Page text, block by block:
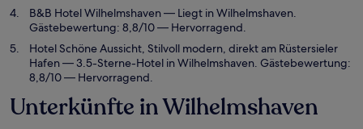
B&B Hotel Wilhelmshaven— Liegt in Wilhelmshaven.
Gästebewertung: 8,8/10 — Hervorragend.
Hotel Schöne Aussicht, Stilvoll modern, direkt am Rüstersieler
Hafen— 3.5-Sterne-Hotel in Wilhelmshaven. Gästebewertung:
8,8/10 — Hervorragend.
Unterkünfte in Wilhelmshaven